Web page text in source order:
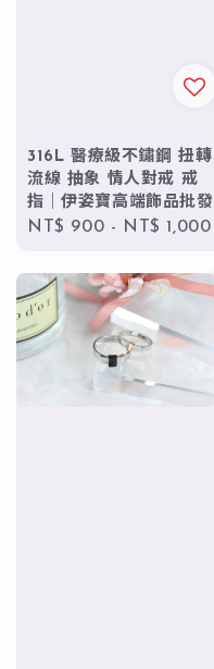
316L 醫療級不鏽鋼 扭轉
流線 抽象 情人對戒 戒
指｜伊姿寶高端飾品批發
Regular
NT$ 900 - NT$ 1,000